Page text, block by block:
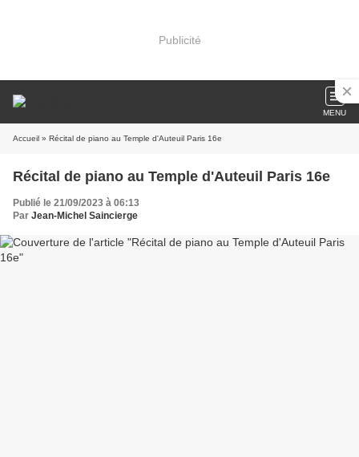
Publicité
MENU
Accueil » Récital de piano au Temple d'Auteuil Paris 16e
Récital de piano au Temple d'Auteuil Paris 16e
Publié le 21/09/2023 à 06:13
Par Jean-Michel Saincierge